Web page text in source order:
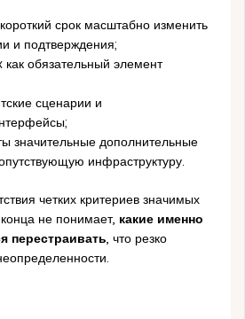
срок масштабно изменить
и подтверждения;
как обязательный элемент
сценарии и
значительные дополнительные
инфраструктуру.
четких критериев значимых
не понимает, какие именно
перестраивать, что резко